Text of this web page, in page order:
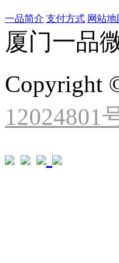
一品简介 支付方式 网站地
厦门一品
Copyright
12024801